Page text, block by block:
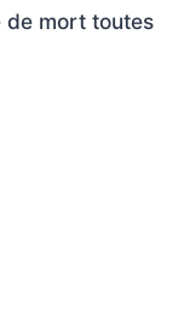
de mort toutes